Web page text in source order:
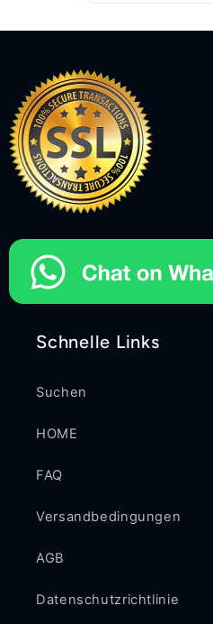
Schnelle Links
Suchen
HOME
FAQ
Versandbedingungen
AGB
Datenschutzrichtlinie